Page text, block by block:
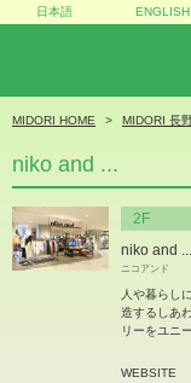
日本語 ENGLISH
MIDORI HOME MIDORI 長
niko and ...
2F
niko and ...
ニコアンド
人や暮らし
造するしあ
リーをユニ
WEBSITE